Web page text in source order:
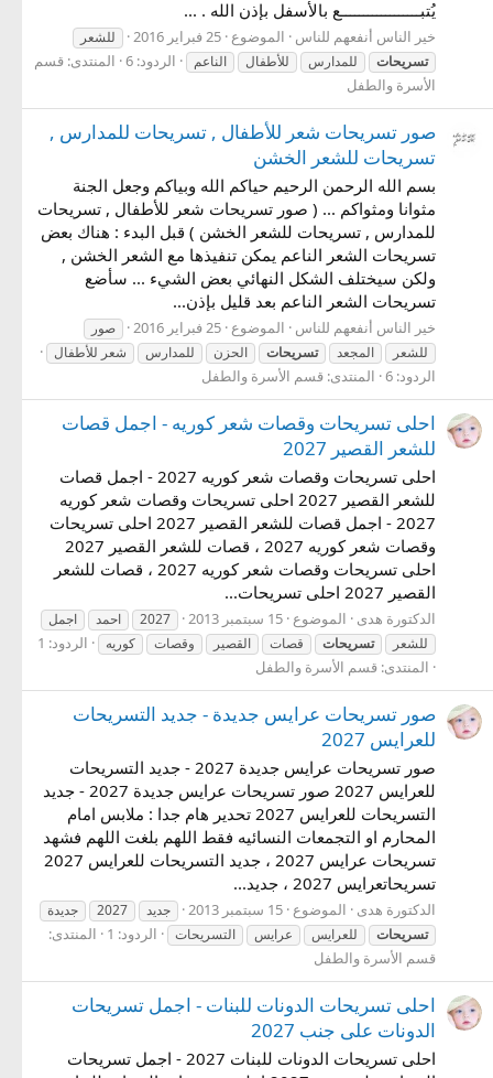
يُتبــــــــــــــــــع بالأسفل بإذن الله . ...
خير الناس أنفعهم للناس الموضوع 25 فبراير 2016
للشعر
تسريحات
للمدارس للأطفال الناعم الردود: 6 المنتدى: قسم
الأسرة والطفل
صور تسريحات شعر للأطفال , تسريحات للمدارس ,
تسريحات للشعر الخشن
بسم الله الرحمن الرحيم حياكم الله وبياكم وجعل الجنة
مثوانا ومثواكم ... ( صور تسريحات شعر للأطفال , تسريحات
للمدارس , تسريحات للشعر الخشن ) قبل البدء : هناك بعض
تسريحات الشعر الناعم يمكن تنفيذها مع الشعر الخشن ,
ولكن سيختلف الشكل النهائي بعض الشيء ... سأضع
تسريحات الشعر الناعم بعد قليل بإذن...
خير الناس أنفعهم للناس الموضوع 25 فبراير 2016
صور
للشعر
المجعد تسريحات الحزن للمدارس شعر للأطفال
الردود: 6 المنتدى: قسم الأسرة والطفل
احلى تسريحات وقصات شعر كوريه - اجمل قصات
للشعر القصير 2027
احلى تسريحات وقصات شعر كوريه 2027 - اجمل قصات
للشعر القصير 2027 احلى تسريحات وقصات شعر كوريه
2027 - اجمل قصات للشعر القصير 2027 احلى تسريحات
وقصات شعر كوريه 2027 ، قصات للشعر القصير 2027
احلى تسريحات وقصات شعر كوريه 2027 ، قصات للشعر
القصير 2027 احلى تسريحات...
الدكتورة هدى الموضوع 15 سبتمبر 2013 2027 احمد
اجمل
للشعر
تسريحات قصات القصير وقصات كوريه
الردود: 1
المنتدى: قسم الأسرة والطفل
صور تسريحات عرايس جديدة - جديد التسريحات
للعرايس 2027
صور تسريحات عرايس جديدة 2027 - جديد التسريحات
للعرايس 2027 صور تسريحات عرايس جديدة 2027 - جديد
التسريحات للعرايس 2027 تحدير هام جدا : ملابس امام
المحارم او التجمعات النسائيه فقط اللهم بلغت اللهم فشهد
تسريحات عرايس 2027 ، جديد التسريحات للعرايس 2027
تسريحاتعرايس 2027 ، جديد...
الدكتورة هدى الموضوع 15 سبتمبر 2013 جديد 2027
جديدة
تسريحات
للعرايس عرايس التسريحات الردود: 1
المنتدى:
قسم الأسرة والطفل
احلى تسريحات الدونات للبنات - اجمل تسريحات
الدونات على جنب 2027
احلى تسريحات الدونات للبنات 2027 - اجمل تسريحات